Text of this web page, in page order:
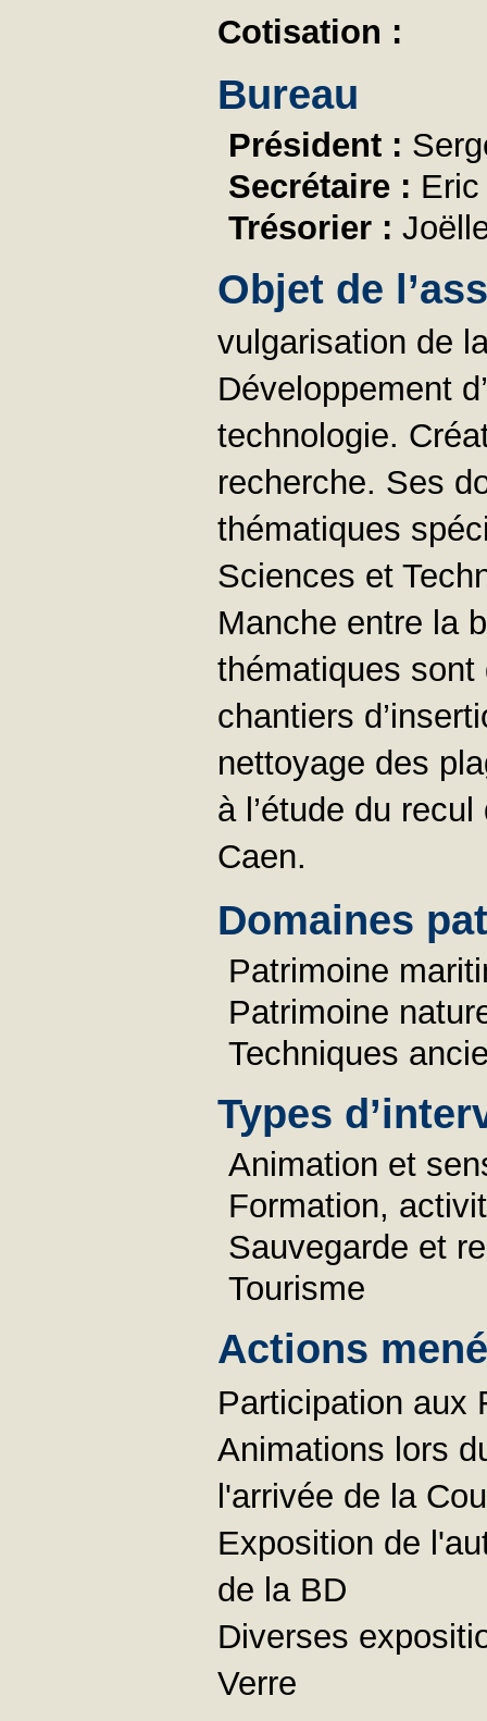
Cotisation :
Bureau
Président :
Secrétaire :
Trésorier :
Objet de
vulgarisation de
Développement
technologie.
recherche. Ses
thématiques
Sciences et
Manche entre la
thématiques
chantiers
nettoyage des
à l’étude du
Caen.
Domaines
Patrimoine
Patrimoine
Techniques
Types
Animation et
Formation,
Sauvegarde et
Tourisme
Actions
Participation aux
Animations lors
l'arrivée de la
Exposition de
de la BD
Diverses
Verre